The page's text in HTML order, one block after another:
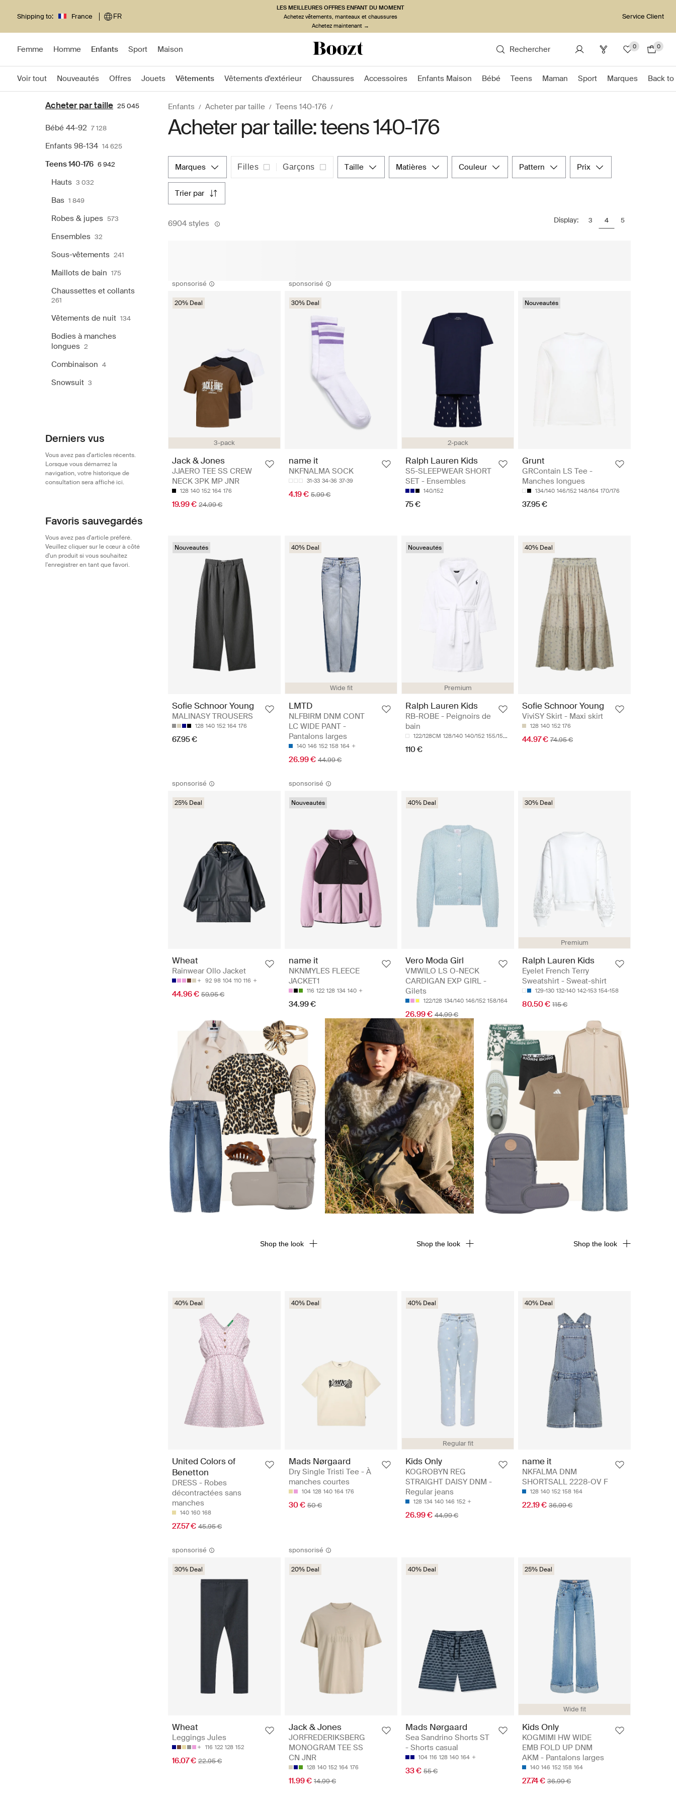
Shipping to: France FR
LES MEILLEURES OFFRES ENFANT DU MOMENT
Achetez vêtements, manteaux et chaussures
Achetez maintenant →
Service Client
Femme Homme Enfants Sport Maison Rechercher 0 0
Voir tout Nouveautés Offres Jouets Vêtements Vêtements d'extérieur Chaussures Accessoires Enfants Maison Bébé Teens Maman Sport Marques Back
Acheter par taille 25 045
Bébé 44-92 7 128
Enfants 98-134 14 625
Teens 140-176 6 942
Hauts 3 032
Bas 1 849
Robes & jupes 573
Ensembles 32
Sous-vêtements 241
Maillots de bain 175
Chaussettes et collants
261
Vêtements de nuit 134
Bodies à manches
longues 2
Combinaison 4
Snowsuit 3
Derniers vus
Vous avez pas d'articles récents.
Lorsque vous démarrez la
navigation, votre historique de
consultation sera affiché ici.
Favoris sauvegardés
Vous avez pas d'article préféré.
Veuillez cliquer sur le cœur à côté
d'un produit si vous souhaitez
l'enregistrer en tant que favori.
Enfants Acheter par taille Teens 140-176
Acheter par taille: teens 140-176
marques Filles Garçons taille matières couleur pattern prix
trier par
6904 styles Display: 3 4 5
sponsorisé
3-pack
20% Deal
Jack & Jones
JJAERO TEE SS CREW
NECK 3PK MP JNR
128 140 152 164 176
19.99 € 24.99 €
sponsorisé
30% Deal
name it
NKFNALMA SOCK
31-33 34-36 37-39
4.19 € 5.99 €
2-pack
Ralph Lauren Kids
S5-SLEEPWEAR SHORT
SET - Ensembles
140/152
75 €
Nouveautés
Grunt
GRContain LS Tee -
Manches longues
134/140 146/152 148/164 170/176
37.95 €
Nouveautés
Sofie Schnoor Young
MALINASY TROUSERS
128 140 152 164 176
67.95 €
Wide fit
40% Deal
LMTD
NLFBIRM DNM CONT
LC WIDE PANT -
Pantalons larges
140 146 152 158 164
26.99 € 44.99 €
Premium
Nouveautés
Ralph Lauren Kids
RB-ROBE - Peignoirs de
bain
122/128CM 128/140 140/152 155/159CM
110 €
40% Deal
Sofie Schnoor Young
ViviSY Skirt - Maxi skirt
128 140 152 176
44.97 € 74.95 €
sponsorisé
25% Deal
Wheat
Rainwear Ollo Jacket
92 98 104 110 116
44.96 € 59.95 €
sponsorisé
Nouveautés
name it
NKNMYLES FLEECE
JACKET1
116 122 128 134 140
34.99 €
40% Deal
Vero Moda Girl
VMWILO LS O-NECK
CARDIGAN EXP GIRL -
Gilets
122/128 134/140 146/152 158/164
26.99 € 44.99 €
Premium
30% Deal
Ralph Lauren Kids
Eyelet French Terry
Sweatshirt - Sweat-shirt
129-130 132-140 142-153 154-158
80.50 € 115 €
40% Deal
United Colors of
Benetton
DRESS - Robes
décontractées sans
manches
140 160 168
27.57 € 45.95 €
40% Deal
Mads Nørgaard
Dry Single Tristi Tee - À
manches courtes
104 128 140 164 176
30 € 50 €
Regular fit
40% Deal
Kids Only
KOGROBYN REG
STRAIGHT DAISY DNM -
Regular jeans
128 134 140 146 152
26.99 € 44.99 €
40% Deal
name it
NKFALMA DNM
SHORTSALL 2228-OV F
128 140 152 158 164
22.19 € 36.99 €
sponsorisé
30% Deal
Wheat
Leggings Jules
116 122 128 152
16.07 € 22.95 €
sponsorisé
20% Deal
Jack & Jones
JORFREDERIKSBERG
MONOGRAM TEE SS
CN JNR
128 140 152 164 176
11.99 € 14.99 €
40% Deal
Mads Nørgaard
Sea Sandrino Shorts ST
- Shorts casual
104 116 128 140 164
33 € 55 €
Wide fit
25% Deal
Kids Only
KOGMIMI HW WIDE
EMB FOLD UP DNM
AKM - Pantalons larges
140 146 152 158 164
27.74 € 36.99 €
Shop the look Shop the look Shop the look